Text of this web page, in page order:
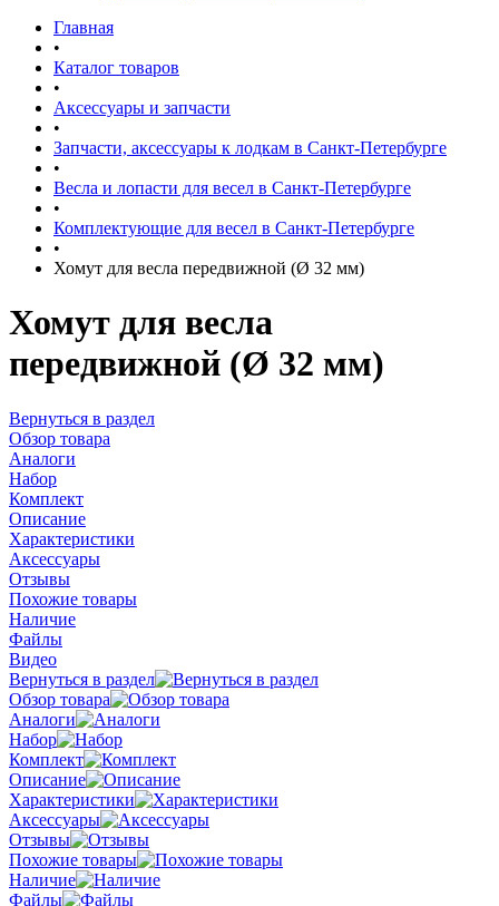
Главная
•
Каталог товаров
•
Аксессуары и запчасти
•
Запчасти, аксессуары к лодкам в Санкт-Петербурге
•
Весла и лопасти для весел в Санкт-Петербурге
•
Комплектующие для весел в Санкт-Петербурге
•
Хомут для весла передвижной (Ø 32 мм)
Хомут для весла
передвижной (Ø 32 мм)
Вернуться в раздел
Обзор товара
Аналоги
Набор
Комплект
Описание
Характеристики
Аксессуары
Отзывы
Похожие товары
Наличие
Файлы
Видео
Вернуться в раздел
Обзор товара
Аналоги
Набор
Комплект
Описание
Характеристики
Аксессуары
Отзывы
Похожие товары
Наличие
Файлы